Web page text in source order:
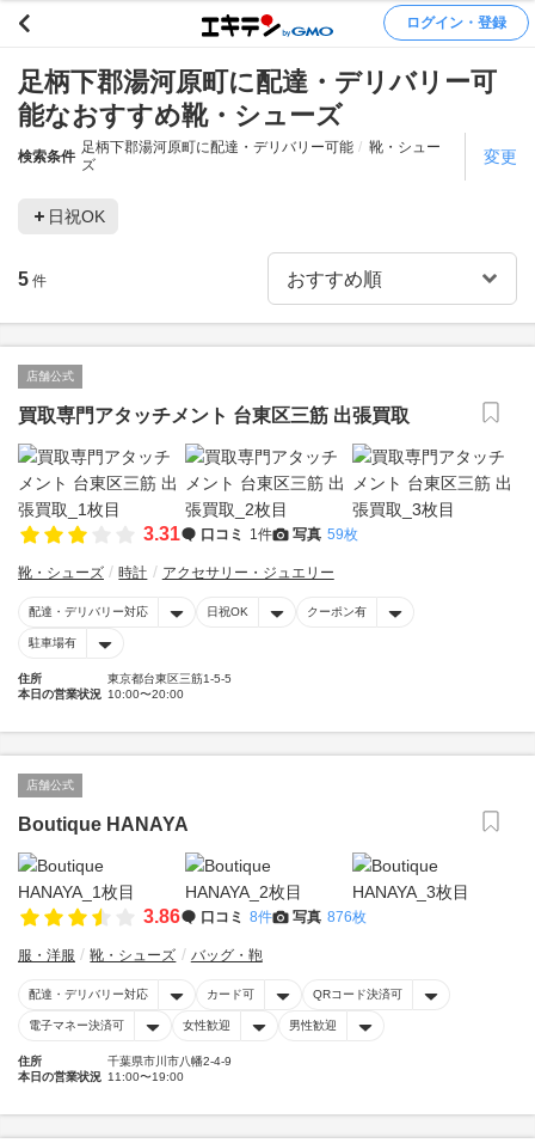
ログイン・登録
足柄下郡湯河原町に配達・デリバリー可
能なおすすめ靴・シューズ
検索条件
足柄下郡湯河原町に配達・デリバリー可能
靴・シュー
ズ
変更
日祝OK
5 件
店舗公式
買取専門アタッチメント 台東区三筋 出張買取
3.31 口コミ 1件 写真 59枚
靴・シューズ 時計 アクセサリー・ジュエリー
配達・デリバリー対応 日祝OK クーポン有
駐車場有
住所
東京都台東区三筋1-5-5
本日の営業状況 10:00〜20:00
店舗公式
Boutique HANAYA
3.86 口コミ 8件 写真 876枚
服・洋服 靴・シューズ バッグ・鞄
配達・デリバリー対応 カード可 QRコード決済可
電子マネー決済可 女性歓迎 男性歓迎
住所
千葉県市川市八幡2-4-9
本日の営業状況 11:00〜19:00